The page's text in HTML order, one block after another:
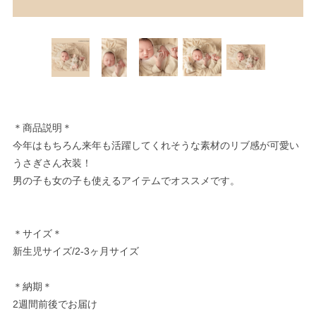
＊商品説明＊
今年はもちろん来年も活躍してくれそうな素材のリブ感が可愛い
うさぎさん衣装！
男の子も女の子も使えるアイテムでオススメです。
＊サイズ＊
新生児サイズ/2-3ヶ月サイズ
＊納期＊
2週間前後でお届け